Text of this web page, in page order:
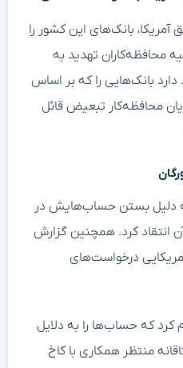
آمریکا، بانک‌های این کشور را
محافظه‌کاران تهدید به
بانک‌هایی را که بر اساس
محافظه‌کار تبعیض قائل
دلیل بستن حساب‌هایش در
انتقاد کرد. همچنین گزارش
درخواست‌های
کرد که حساب‌ها را به دلایل
منتظر همکاری با کاخ